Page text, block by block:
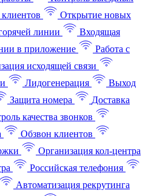
Открытие новых
линии
Входящая
в приложение
Работа с
исходящей связи
Лидогенерация
Выход
Защита номера
Доставка
качества звонков
Обзвон клиентов
Организация кол-центра
Российская телефония
Автоматизация рекрутинга